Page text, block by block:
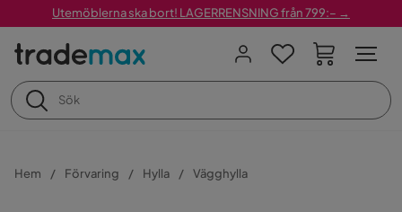
Utemöblerna ska bort! LAGERRENSNING från 799:– →
Hem Förvaring Hylla Vägghylla